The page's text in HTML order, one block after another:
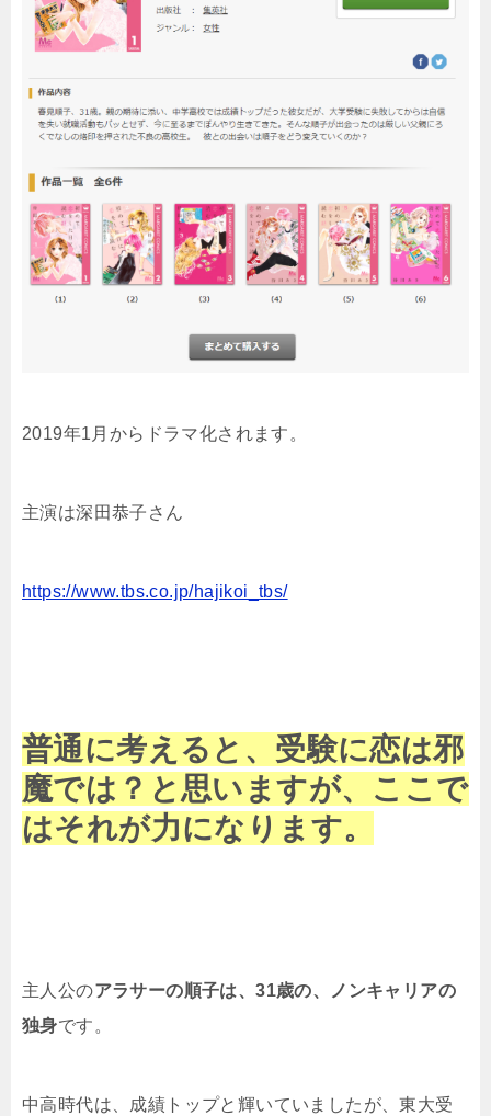
2019年1月からドラマ化されます。
主演は深田恭子さん
https://www.tbs.co.jp/hajikoi_tbs/
普通に考えると、受験に恋は邪
魔では？と思いますが、ここで
はそれが力になります。
主人公のアラサーの順子は、31歳の、ノンキャリアの
独身です。
中高時代は、成績トップと輝いていましたが、東大受